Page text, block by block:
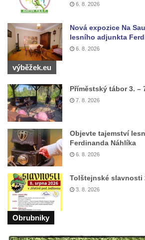
Lužici
v Kozlech
Pamětní deska pochodu smrti v
Pomník obětem 2. světové války v parku
Památník obětem holokaustu v Lipové
v Duchcově
Pomník obětem válek v Jeníkově
Pamětní deska obětem 1. světové války
kapli Panny Marie v Lahošti
Pomník obětem 2. světové války v parku v
Mikulášovicích
Pomník obětem bombardování 8. 5. 1945 v
ulici U Plovárny ve Frýdlantu
Pamětní deska Rumburské vzpoury na
Základní škole Tyršova v Rumburku
6. 8. 2026
Nová expozice Na
lesního adjunkta
6. 8. 2026
výběžek.eu
Příměstský tábor 3. –
7. 8. 2026
Objevte tajemství
Ferdinanda Náhlíka
6. 8. 2026
Tolštejnské slavnosti
3. 8. 2026
Obrubniky